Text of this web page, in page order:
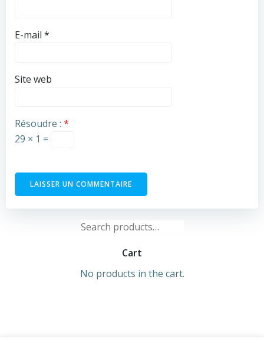
E-mail *
Site web
Résoudre : *
29 × 1 =
Search
Cart
No products in the cart.